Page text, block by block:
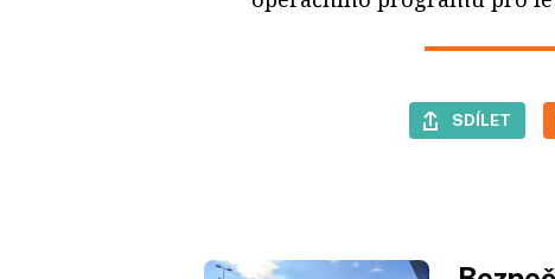
SDÍLET